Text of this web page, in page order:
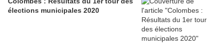
élections municipales 2020